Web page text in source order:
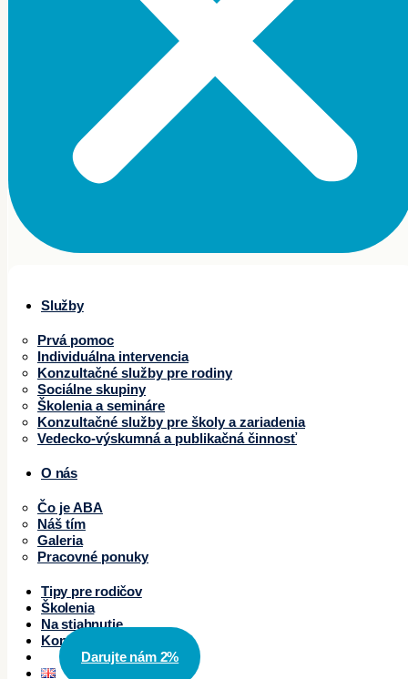
Služby
Prvá pomoc
Individuálna intervencia
Konzultačné služby pre rodiny
Sociálne skupiny
Školenia a semináre
Konzultačné služby pre školy a zariadenia
Vedecko-výskumná a publikačná činnosť
O nás
Čo je ABA
Náš tím
Galeria
Pracovné ponuky
Tipy pre rodičov
Školenia
Na stiahnutie
Kontakty
Darujte nám 2%